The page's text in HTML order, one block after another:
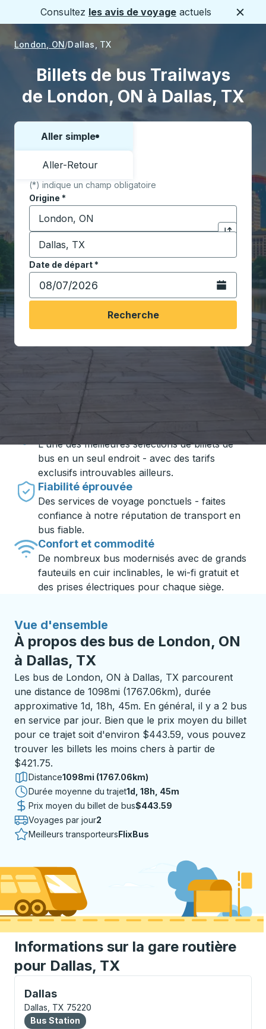
Consultez les avis de voyage actuels
London, ON Dallas, TX
Billets de bus Trailways
de London, ON à Dallas, TX
Choisissez un sens ou un aller-retour:
Aller simple
Aller-Retour
(*) indique un champ obligatoire
Origine *
Commencez à saisir la ville d'origine pour ouvrir
Cliquez
Destination *
Commencez à saisir la ville de destination pour
Date de départ*
Tapez la date au format date Barre oblique du mois à
Ouvrez le
Recherche
Voyager en toute simplicité avec
Trailways
Des prix imbattables
L'une des meilleures sélections de billets de
bus en un seul endroit - avec des tarifs
exclusifs introuvables ailleurs.
Fiabilité éprouvée
Des services de voyage ponctuels - faites
confiance à notre réputation de transport en
bus fiable.
Confort et commodité
De nombreux bus modernisés avec de grands
fauteuils en cuir inclinables, le wi-fi gratuit et
des prises électriques pour chaque siège.
Vue d'ensemble
À propos des bus de London, ON
à Dallas, TX
Les bus de London, ON à Dallas, TX parcourent
une distance de 1098mi (1767.06km), durée
approximative 1d, 18h, 45m. En général, il y a 2 bus
en service par jour. Bien que le prix moyen du billet
pour ce trajet soit d'environ $443.59, vous pouvez
trouver les billets les moins chers à partir de
$421.75.
Distance1098mi (1767.06km)
Durée moyenne du trajet1 jour 18 heures 45 minutes
1d, 18h, 45m
Prix moyen du billet de bus$443.59
Voyages par jour2
Meilleurs transporteursFlixBus
Informations sur la gare routière
pour Dallas, TX
Dallas
Bus Station, utilisez les touches fléchées ou la
Dallas, TX 75220
Bus Station
Bus Station